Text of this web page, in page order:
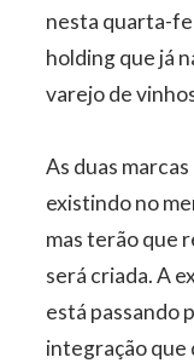
nesta quarta-
holding que já
varejo de
As duas
existindo no
mas terão que
será criada. A
está passando
integração que